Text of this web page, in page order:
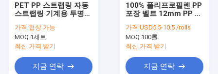
PET PP 스트랩링 자동
스트랩링 기계용 투명한
트
가격:협상 가능
MOQ:1세트
최신 가격 받기
지금 연락
100% 폴리프로필렌 PP
포장 벨트 12mm PP 포
가격:USD5.5-10.5 /rolls
MOQ:100롤
최신 가격 받기
지금 연락